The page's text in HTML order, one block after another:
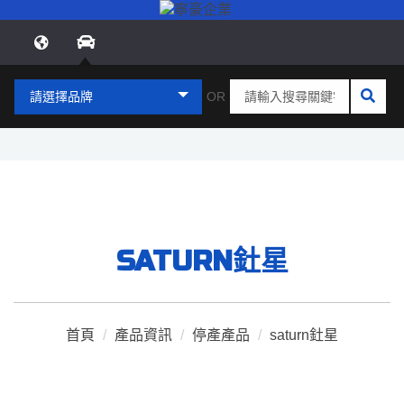
請選擇品牌 OR
SATURN釷星
首頁 / 產品資訊 / 停產產品 / saturn釷星